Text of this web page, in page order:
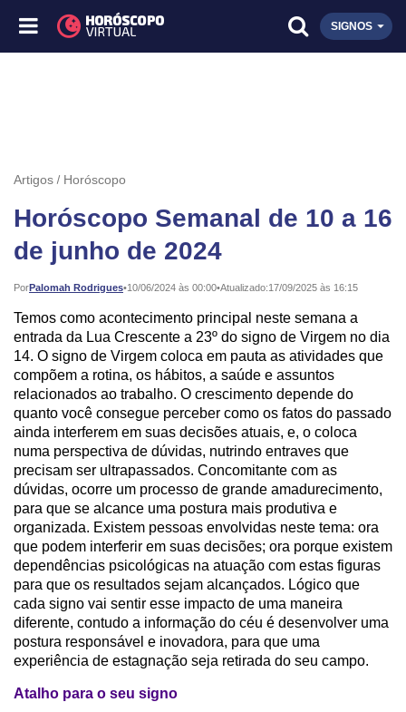
SIGNOS
Artigos Horóscopo
Horóscopo Semanal de 10 a 16
de junho de 2024
PorPalomah Rodrigues•
Publicado: 10/06/2024 às 00:00•Atualizado:17/09/2025 às 16:15
Temos como acontecimento principal neste semana a
entrada da Lua Crescente a 23º do signo de Virgem no dia
14. O signo de Virgem coloca em pauta as atividades que
compõem a rotina, os hábitos, a saúde e assuntos
relacionados ao trabalho. O crescimento depende do
quanto você consegue perceber como os fatos do passado
ainda interferem em suas decisões atuais, e, o coloca
numa perspectiva de dúvidas, nutrindo entraves que
precisam ser ultrapassados. Concomitante com as
dúvidas, ocorre um processo de grande amadurecimento,
para que se alcance uma postura mais produtiva e
organizada. Existem pessoas envolvidas neste tema: ora
que podem interferir em suas decisões; ora porque existem
dependências psicológicas na atuação com estas figuras
para que os resultados sejam alcançados. Lógico que
cada signo vai sentir esse impacto de uma maneira
diferente, contudo a informação do céu é desenvolver uma
postura responsável e inovadora, para que uma
experiência de estagnação seja retirada do seu campo.
Atalho para o seu signo